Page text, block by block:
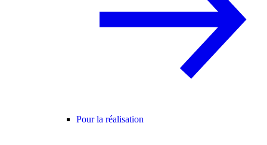
Pour la réalisation